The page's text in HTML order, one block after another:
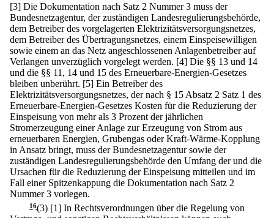
[3] Die Dokumentation nach Satz 2 Nummer 3 muss der
Bundesnetzagentur, der zuständigen Landesregulierungsbehörde,
dem Betreiber des vorgelagerten Elektrizitätsversorgungsnetzes,
dem Betreiber des Übertragungsnetzes, einem Einspeisewilligen
sowie einem an das Netz angeschlossenen Anlagenbetreiber auf
Verlangen unverzüglich vorgelegt werden. [4] Die §§ 13 und 14
und die §§ 11, 14 und 15 des Erneuerbare-Energien-Gesetzes
bleiben unberührt. [5] Ein Betreiber des
Elektrizitätsversorgungsnetzes, der nach § 15 Absatz 2 Satz 1 des
Erneuerbare-Energien-Gesetzes Kosten für die Reduzierung der
Einspeisung von mehr als 3 Prozent der jährlichen
Stromerzeugung einer Anlage zur Erzeugung von Strom aus
erneuerbaren Energien, Grubengas oder Kraft-Wärme-Kopplung
in Ansatz bringt, muss der Bundesnetzagentur sowie der
zuständigen Landesregulierungsbehörde den Umfang der und die
Ursachen für die Reduzierung der Einspeisung mitteilen und im
Fall einer Spitzenkappung die Dokumentation nach Satz 2
Nummer 3 vorlegen.
16(3) [1] In Rechtsverordnungen über die Regelung von